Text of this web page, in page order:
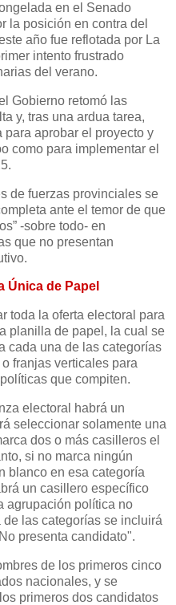
en el Senado
la posición en contra del
año fue reflotada por La
intento frustrado
del verano.
Gobierno retomó las
y, tras una ardua tarea,
aprobar el proyecto y
como para implementar el
de fuerzas provinciales se
ante el temor de que
-sobre todo- en
que no presentan
Única de Papel
toda la oferta electoral para
planilla de papel, la cual se
cada una de las categorías
franjas verticales para
que compiten.
electoral habrá un
seleccionar solamente una
dos o más casilleros el
si no marca ningún
blanco en esa categoría
un casillero específico
agrupación política no
las categorías se incluirá
presenta candidato".
de los primeros cinco
nacionales, y se
primeros dos candidatos